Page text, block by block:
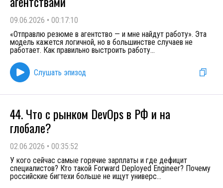
09.06.2026 • 00:17:10
«Отправлю резюме в агентство — и мне найдут работу». Эта
модель кажется логичной, но в большинстве случаев не
работает. Как правильно выстроить работу...
Слушать эпизод
44. Что с рынком DevOps в РФ и на
глобале?
02.06.2026 • 00:35:52
У кого сейчас самые горячие зарплаты и где дефицит
специалистов? Кто такой Forward Deployed Engineer? Почему
российские бигтехи больше не ищут универс...